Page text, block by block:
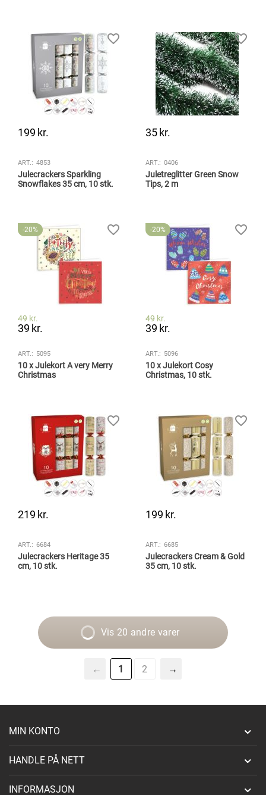
199 kr.
ART.: 4853
Julecrackers Sparkling
Snowflakes 35 cm, 10 stk.
35kr.
ART.: 0406
Juletreglitter Green Snow
Tips, 2 m
20%
49 kr.
39 kr.
ART.: 5095
10 x Julekort A very Merry
Christmas
20%
49 kr.
39 kr.
ART.: 5096
10 x Julekort Cosy
Christmas, 10 stk.
219 kr.
ART.: 6684
Julecrackers Heritage 35
cm, 10 stk.
199 kr.
ART.: 6685
Julecrackers Cream & Gold
35 cm, 10 stk.
Vis 20 andre varer
1 2
MIN KONTO
HANDLE PÅ NETT
INFORMASJON